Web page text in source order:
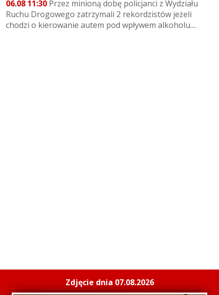
06.08 11:30 Przez minioną dobę policjanci z Wydziału
Ruchu Drogowego zatrzymali 2 rekordzistów jeżeli
chodzi o kierowanie autem pod wpływem alkoholu....
Zdjęcie dnia 07.08.2026